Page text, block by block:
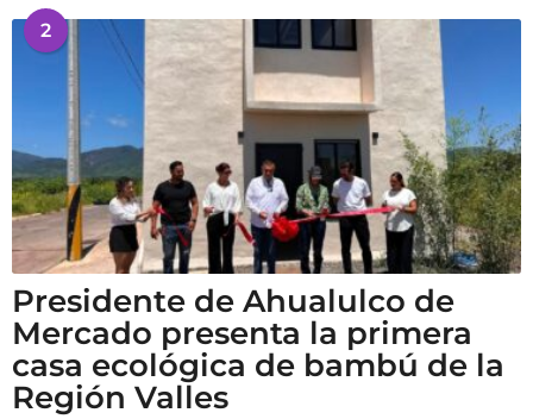
2
Presidente de Ahualulco de
Mercado presenta la primera
casa ecológica de bambú de la
Región Valles